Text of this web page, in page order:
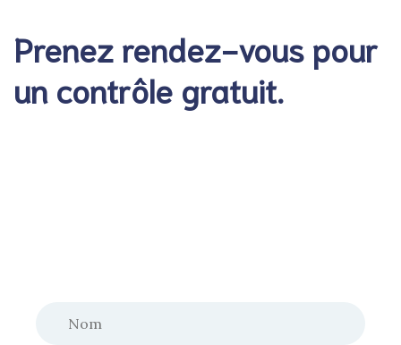
Prenez rendez-vous pour
un contrôle gratuit.